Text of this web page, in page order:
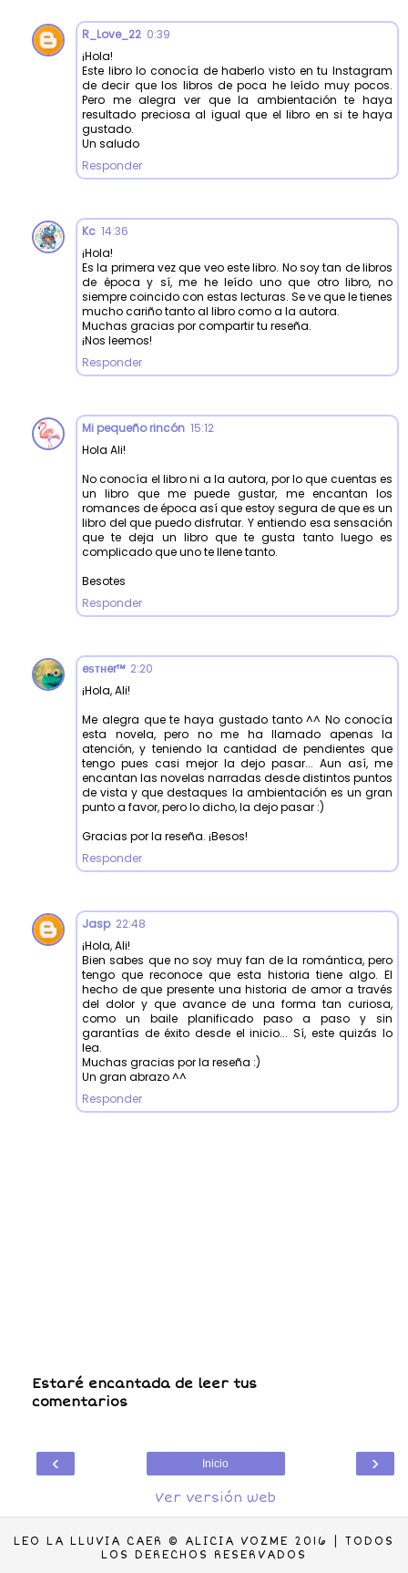
R_Love_22 0:39
¡Hola!
Este libro lo conocía de haberlo visto en tu Instagram
de decir que los libros de poca he leído muy pocos.
Pero me alegra ver que la ambientación te haya
resultado preciosa al igual que el libro en si te haya
gustado.
Un saludo
Responder
Kc 14:36
¡Hola!
Es la primera vez que veo este libro. No soy tan de libros
de época y sí, me he leído uno que otro libro, no
siempre coincido con estas lecturas. Se ve que le tienes
mucho cariño tanto al libro como a la autora.
Muchas gracias por compartir tu reseña.
¡Nos leemos!
Responder
Mi pequeño rincón 15:12
Hola Ali!
No conocía el libro ni a la autora, por lo que cuentas es
un libro que me puede gustar, me encantan los
romances de época así que estoy segura de que es un
libro del que puedo disfrutar. Y entiendo esa sensación
que te deja un libro que te gusta tanto luego es
complicado que uno te llene tanto.
Besotes
Responder
eѕтнer™ 2:20
¡Hola, Ali!
Me alegra que te haya gustado tanto ^^ No conocía
esta novela, pero no me ha llamado apenas la
atención, y teniendo la cantidad de pendientes que
tengo pues casi mejor la dejo pasar... Aun así, me
encantan las novelas narradas desde distintos puntos
de vista y que destaques la ambientación es un gran
punto a favor, pero lo dicho, la dejo pasar :)
Gracias por la reseña. ¡Besos!
Responder
Jasp 22:48
¡Hola, Ali!
Bien sabes que no soy muy fan de la romántica, pero
tengo que reconoce que esta historia tiene algo. El
hecho de que presente una historia de amor a través
del dolor y que avance de una forma tan curiosa,
como un baile planificado paso a paso y sin
garantías de éxito desde el inicio... Sí, este quizás lo
lea.
Muchas gracias por la reseña :)
Un gran abrazo ^^
Responder
Estaré encantada de leer tus
comentarios
‹ ›
Inicio
Ver versión web
LEO LA LLUVIA CAER © ALICIA VOZME 2016 | TODOS
LOS DERECHOS RESERVADOS